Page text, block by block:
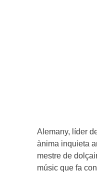
Alemany, líder
ànima inquieta
mestre de
músic que fa